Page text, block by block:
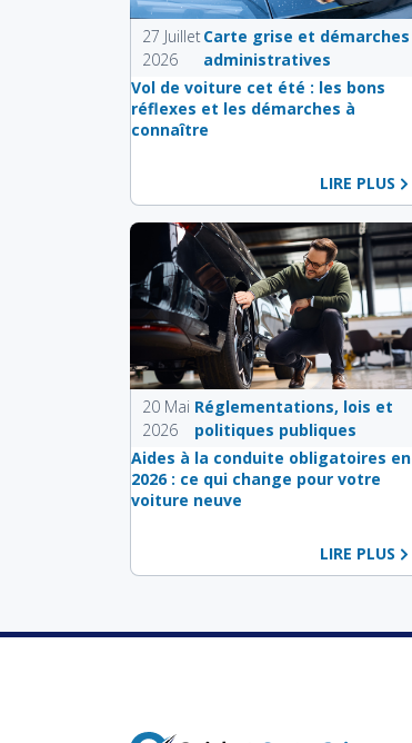
27 Juillet
2026
Carte grise et démarches
administratives
Vol de voiture cet été : les bons
réflexes et les démarches à
connaître
LIRE PLUS
20 Mai
2026
Réglementations, lois et
politiques publiques
Aides à la conduite obligatoires en
2026 : ce qui change pour votre
voiture neuve
LIRE PLUS